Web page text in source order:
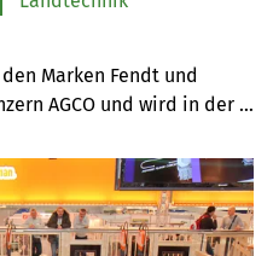
Marken Fendt und
AGCO und wird in der
Baureihen mit